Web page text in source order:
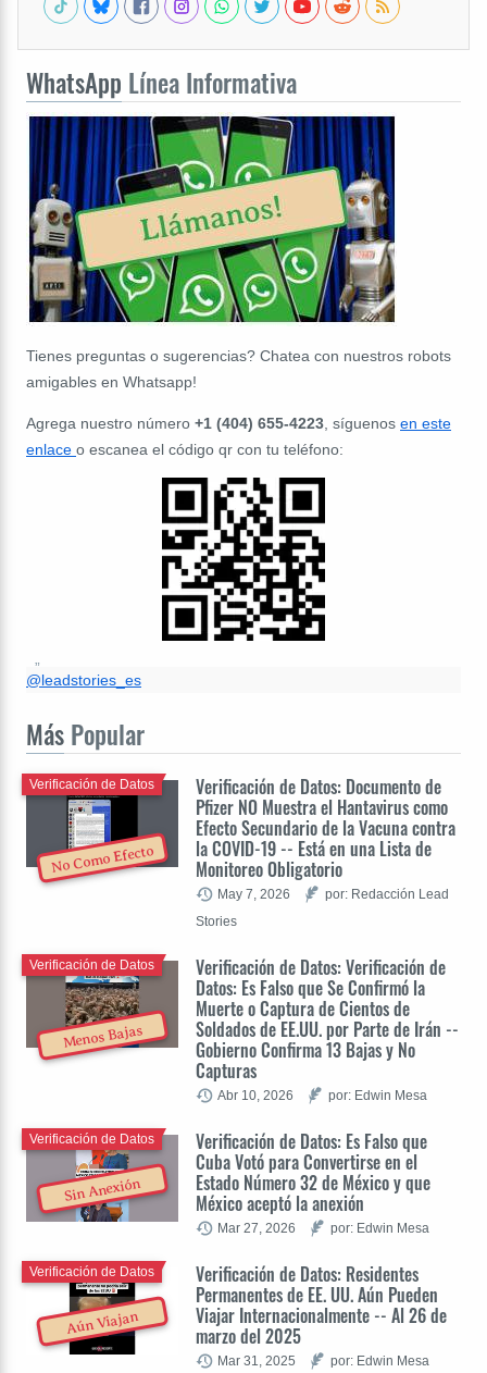
WhatsApp Línea Informativa
Tienes preguntas o sugerencias? Chatea con nuestros robots
amigables en Whatsapp!
Agrega nuestro número +1 (404) 655-4223 , síguenos en este
enlace o escanea el código qr con tu teléfono:
@leadstories_es
Más Popular
No Como Efecto
Verificación de Datos: Documento de
Pfizer NO Muestra el Hantavirus como
Efecto Secundario de la Vacuna contra
la COVID-19 -- Está en una Lista de
Monitoreo Obligatorio
Verificación de Datos
May 7, 2026
por: Redacción Lead
Stories
Menos Bajas
Verificación de Datos: Verificación de
Datos: Es Falso que Se Confirmó la
Muerte o Captura de Cientos de
Soldados de EE.UU. por Parte de Irán --
Gobierno Confirma 13 Bajas y No
Capturas
Verificación de Datos
Abr 10, 2026 por: Edwin Mesa
Sin Anexión
Verificación de Datos: Es Falso que
Cuba Votó para Convertirse en el
Estado Número 32 de México y que
México aceptó la anexión
Verificación de Datos
Mar 27, 2026 por: Edwin Mesa
Aún Viajan
Verificación de Datos: Residentes
Permanentes de EE. UU. Aún Pueden
Viajar Internacionalmente -- Al 26 de
marzo del 2025
Verificación de Datos
Mar 31, 2025 por: Edwin Mesa